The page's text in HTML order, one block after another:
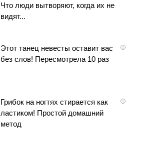
Что люди вытворяют, когда их не
видят...
i
Этот танец невесты оставит вас
без слов! Пересмотрела 10 раз
i
Грибок на ногтях стирается как
ластиком! Простой домашний
метод